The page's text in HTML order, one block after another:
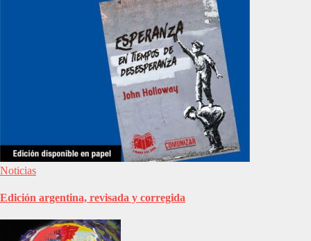
Noticias
Edición argentina, revisada y corregida